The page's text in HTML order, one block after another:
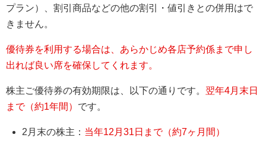
プラン）、割引商品などの他の割引・値引きとの併用はで
きません。
優待券を利用する場合は、あらかじめ各店予約係まで申し
出れば良い席を確保してくれます。
株主ご優待券の有効期限は、以下の通りです。 翌年4月末日
まで（約1年間） です。
2月末の株主： 当年12月31日まで（約7ヶ月間）